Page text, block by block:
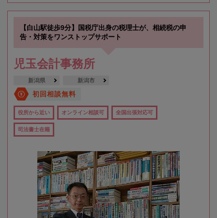
【白山駅徒歩9分】国税庁出身の税理士が、相続税の申
告・対策をワンストップサポート
児玉会計事務所
新潟県 新潟市
初回相談無料
役所から近い オンライン相談可 全国出張対応可
司法書士在籍